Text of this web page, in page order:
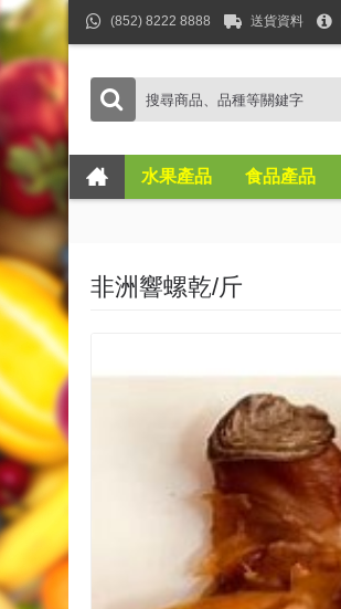
(852) 8222 8888 送貨資料
水果產品 食品產品
非洲響螺乾/斤